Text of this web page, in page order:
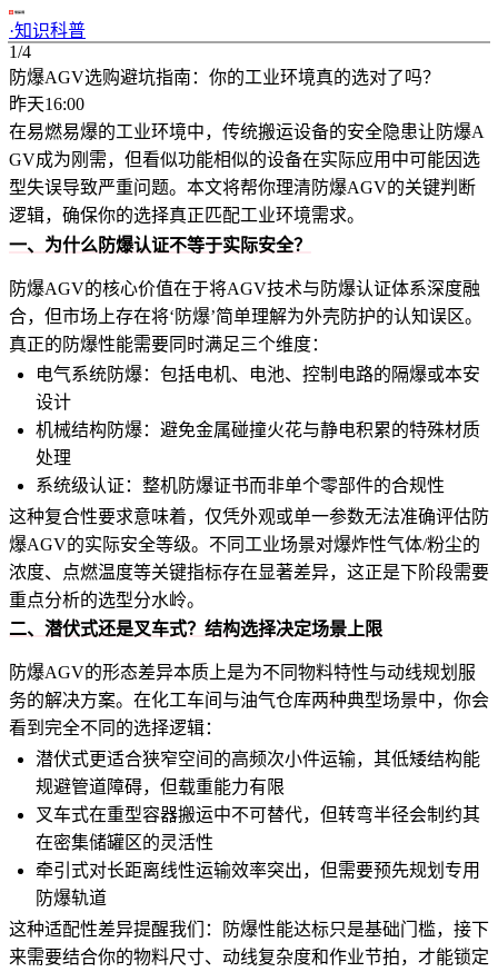
·知识科普
1/4
防爆AGV选购避坑指南：你的工业环境真的选对了吗？
昨天16:00
在易燃易爆的工业环境中，传统搬运设备的安全隐患让防爆A
GV成为刚需，但看似功能相似的设备在实际应用中可能因选
型失误导致严重问题。本文将帮你理清防爆AGV的关键判断
逻辑，确保你的选择真正匹配工业环境需求。
一、为什么防爆认证不等于实际安全？
防爆AGV的核心价值在于将AGV技术与防爆认证体系深度融
合，但市场上存在将‘防爆’简单理解为外壳防护的认知误区。
真正的防爆性能需要同时满足三个维度：
电气系统防爆：包括电机、电池、控制电路的隔爆或本安
设计
机械结构防爆：避免金属碰撞火花与静电积累的特殊材质
处理
系统级认证：整机防爆证书而非单个零部件的合规性
这种复合性要求意味着，仅凭外观或单一参数无法准确评估防
爆AGV的实际安全等级。不同工业场景对爆炸性气体/粉尘的
浓度、点燃温度等关键指标存在显著差异，这正是下阶段需要
重点分析的选型分水岭。
二、潜伏式还是叉车式？结构选择决定场景上限
防爆AGV的形态差异本质上是为不同物料特性与动线规划服
务的解决方案。在化工车间与油气仓库两种典型场景中，你会
看到完全不同的选择逻辑：
潜伏式更适合狭窄空间的高频次小件运输，其低矮结构能
规避管道障碍，但载重能力有限
叉车式在重型容器搬运中不可替代，但转弯半径会制约其
在密集储罐区的灵活性
牵引式对长距离线性运输效率突出，但需要预先规划专用
防爆轨道
这种适配性差异提醒我们：防爆性能达标只是基础门槛，接下
来需要结合你的物料尺寸、动线复杂度和作业节拍，才能锁定